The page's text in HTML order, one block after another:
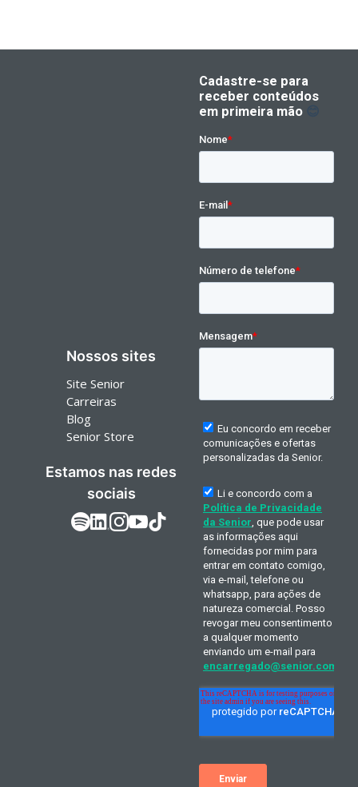
Nossos sites
Site Senior
Carreiras
Blog
Senior Store
Estamos nas redes
sociais